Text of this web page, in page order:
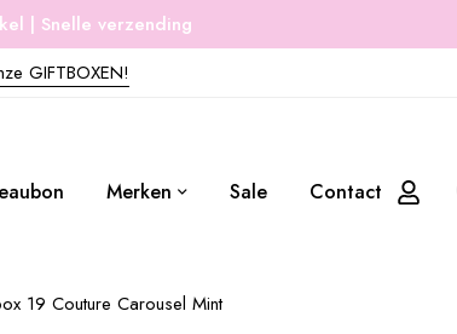
| Snelle verzending
GIFTBOXEN!
Merken Sale Contact
19 Couture Carousel Mint